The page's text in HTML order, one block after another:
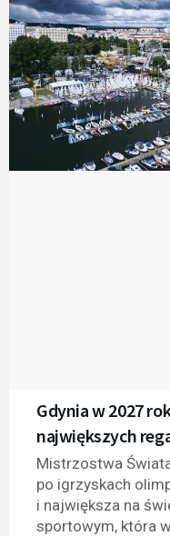
Gdynia w 2027
największych
Mistrzostwa
po igrzyskach
i największa na
sportowym, która